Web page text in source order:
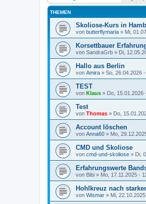
THEMEN
Skoliose-Kurs in
von butterflymaria » Mi,
Korsettbauer
von SandraGrb » Di,
Hallo aus Berlin
von Amira » So, 26.04.2026
TEST
von Klaus » Do, 15.01.2026
Test
von Thomas » Do,
Account löschen
von Anna60 » Mo,
CMD und Skoliose
von cmd-und-skoliose » Di,
Erfahrungswerte
von Bibi » Mo, 17.11.2025 -
Hohlkreuz nach
von Wismar » Mi,